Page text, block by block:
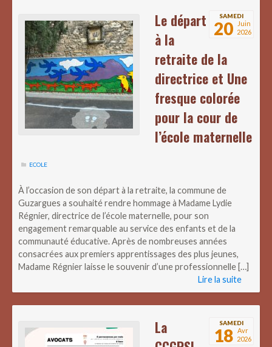
SAMEDI
20
Juin
2026
Le départ
à la
retraite de la
directrice et Une
fresque colorée
pour la cour de
l’école maternelle
ECOLE
À l’occasion de son départ à la retraite, la commune de
Guzargues a souhaité rendre hommage à Madame Lydie
Régnier, directrice de l’école maternelle, pour son
engagement remarquable au service des enfants et de la
communauté éducative. Après de nombreuses années
consacrées aux premiers apprentissages des plus jeunes,
Madame Régnier laisse le souvenir d’une professionnelle […]
Lire la suite
SAMEDI
18 Avr
2026
La